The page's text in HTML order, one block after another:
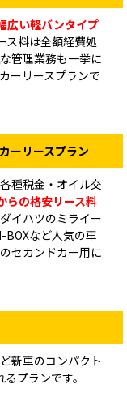
広い軽バンタイプ
ス料は全額経費処
管理業務も一挙に
ーリースプランで
ーリースプラン
種税金・オイル交
らの格安リース料
イハツのミライー
BOXなど人気の車
セカンドカー用に
新車のコンパクト
るプランです。